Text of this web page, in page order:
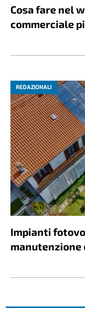
Cosa fare nel
commerciale
REDAZIONALI
Impianti
manutenzione